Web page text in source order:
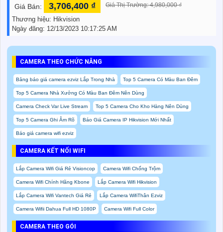
Giá Bán: 3,706,400 ₫ Giá Thị Trường: 4,980,000 ₫
Thương hiệu: Hikvision
Ngày đăng: 12/13/2023 10:17:25 AM
CAMERA THEO CHỨC NĂNG
Bảng báo giá camera ezviz Lắp Trong Nhà Top 5 Camera Có Màu Ban Đêm
Top 5 Camera Nhà Xưởng Có Màu Ban Đêm Nên Dùng
Camera Check Var Live Stream Top 5 Camera Cho Kho Hàng Nên Dùng
Top 5 Camera Ghi Âm Rõ Báo Giá Camera IP Hikvision Mới Nhất
Báo giá camera wifi ezviz
CAMERA KẾT NỐI WIFI
Lắp Camera Wifi Giá Rẻ Visioncop Camera Wifi Chống Trộm
Camera Wifi Chính Hãng Kbone Lắp Camera Wifi Hikvision
Lắp Camera Wifi Vantech Giá Rẻ Lắp Camera WifiThân Ezviz
Camera Wifii Dahua Full HD 1080P Camera Wifi Full Color
CAMERA THEO GÓI